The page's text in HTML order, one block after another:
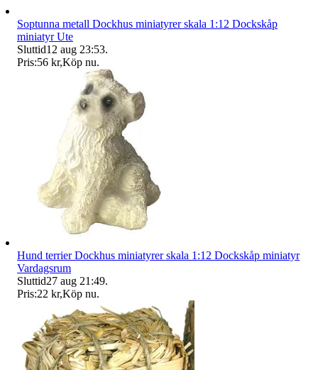
Soptunna metall Dockhus miniatyrer skala 1:12 Dockskåp
miniatyr Ute
Sluttid12 aug 23:53.
Pris:56 kr,Köp nu.
Hund terrier Dockhus miniatyrer skala 1:12 Dockskåp miniatyr
Vardagsrum
Sluttid27 aug 21:49.
Pris:22 kr,Köp nu.